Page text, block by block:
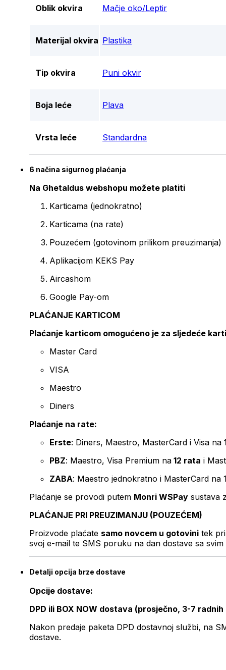
Oblik okvira Mačje oko/Leptir
Materijal okvira Plastika
Tip okvira Puni okvir
Boja leće Plava
Vrsta leće Standardna
6 načina sigurnog plaćanja
Na Ghetaldus webshopu možete platiti
Karticama (jednokratno)
Karticama (na rate)
Pouzećem (gotovinom prilikom preuzimanja)
Aplikacijom KEKS Pay
Aircashom
Google Pay-om
PLAĆANJE KARTICOM
Plaćanje karticom omogućeno je za sljedeće
Master Card
VISA
Maestro
Diners
Plaćanje na rate:
Erste: Diners, Maestro, MasterCard i Visa na
PBZ: Maestro, Visa Premium na 12 rata i
ZABA: Maestro jednokratno i MasterCard na
Plaćanje se provodi putem Monri WSPay sustava
PLAĆANJE PRI PREUZIMANJU (POUZEĆEM)
Proizvode plaćate samo novcem u gotovini tek
svoj e-mail te SMS poruku na dan dostave sa svim
Detalji opcija brze dostave
Opcije dostave:
DPD ili BOX NOW dostava (prosječno, 3-7 radnih
Nakon predaje paketa DPD dostavnoj službi, na
dostave.